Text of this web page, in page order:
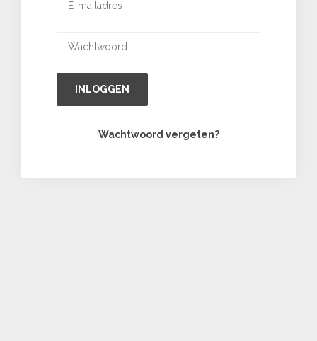
INLOGGEN
Wachtwoord vergeten?